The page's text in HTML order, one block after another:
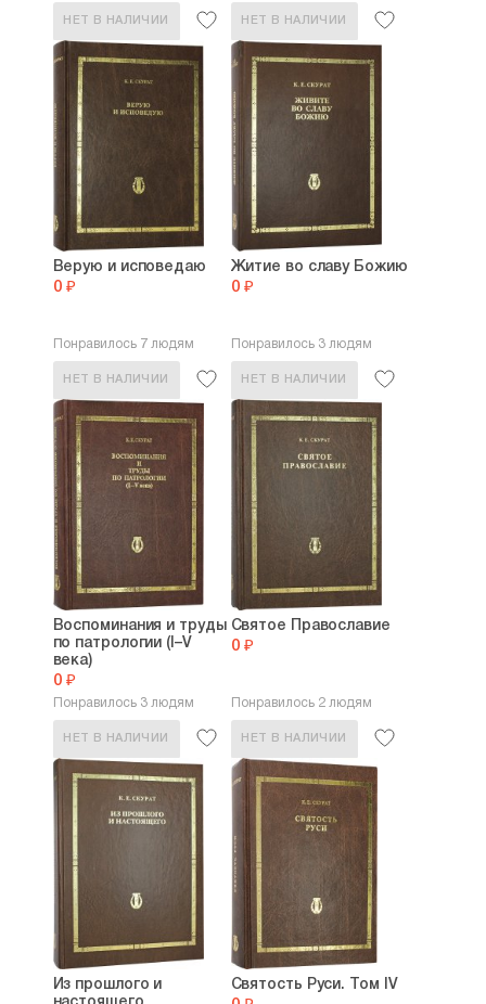
НЕТ В НАЛИЧИИ НЕТ В НАЛИЧИИ
Верую и исповедаю
0 ₽
Понравилось 7 людям
НЕТ В НАЛИЧИИ
Житие во славу Божию
0 ₽
Понравилось 3 людям
НЕТ В НАЛИЧИИ
Воспоминания и труды
по патрологии (I–V
века)
0 ₽
Понравилось 3 людям
НЕТ В НАЛИЧИИ
Святое Православие
0 ₽
Понравилось 2 людям
НЕТ В НАЛИЧИИ
Из прошлого и
Святость Руси. Том IV